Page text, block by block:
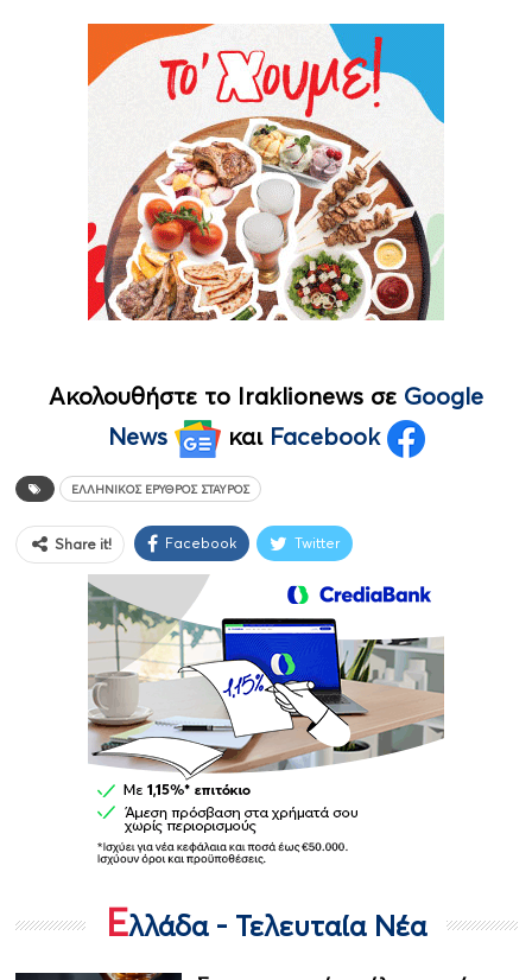
Ακολουθήστε το Iraklionews σε Google
News
και Facebook
ΕΛΛΗΝΙΚΌΣ ΕΡΥΘΡΌΣ ΣΤΑΥΡΌΣ
Share it! Facebook Twitter
Ελλάδα - Τελευταία Νέα